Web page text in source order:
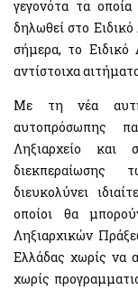
Μισθοδοσία
Φορέων
e-Δελτίο Ατομικής
Ακίνητα
Εκτιμήσεις Τιμών
Μητρώο Αξιών
Φύλλα Υπολογισμού
Οδηγίες - Έντυπα
e-Έντυπα
Αιγιαλοί - Δημόσια
e-Δημοπρασίες
Ευρετήριο και
e-Aιτήσεις προς τις
Ψηφιακές
Επιχειρήσεις
Εξωδικαστικός
Μητρώο Δεξαμενών
Μητρώο Πραγματικών
Προστασία
υπαγωγής στη
αποπληρωμή
γεγονότα τα
δηλωθεί στο
σήμερα, το Ειδικό
αντίστοιχα
Με τη νέα αυτή
αυτοπρόσωπης
Ληξιαρχείο
διεκπεραίωσης
διευκολύνει
οποίοι θα
Ληξιαρχικών
Ελλάδας χωρίς να
χωρίς